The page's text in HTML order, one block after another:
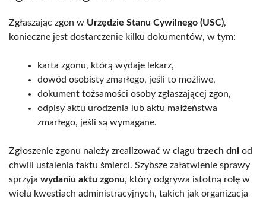
Zgłaszając zgon w Urzędzie Stanu Cywilnego (USC),
konieczne jest dostarczenie kilku dokumentów, w tym:
karta zgonu, którą wydaje lekarz,
dowód osobisty zmarłego, jeśli to możliwe,
dokument tożsamości osoby zgłaszającej zgon,
odpisy aktu urodzenia lub aktu małżeństwa
zmarłego, jeśli są wymagane.
Zgłoszenie zgonu należy zrealizować w ciągu trzech dni od
chwili ustalenia faktu śmierci. Szybsze załatwienie sprawy
sprzyja wydaniu aktu zgonu, który odgrywa istotną rolę w
wielu kwestiach administracyjnych, takich jak organizacja